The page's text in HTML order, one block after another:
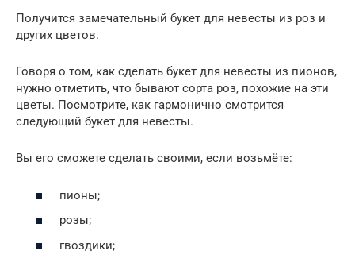
Получится замечательный букет для невесты из роз и
других цветов.
Говоря о том, как сделать букет для невесты из пионов,
нужно отметить, что бывают сорта роз, похожие на эти
цветы. Посмотрите, как гармонично смотрится
следующий букет для невесты.
Вы его сможете сделать своими, если возьмёте:
пионы;
розы;
гвоздики;